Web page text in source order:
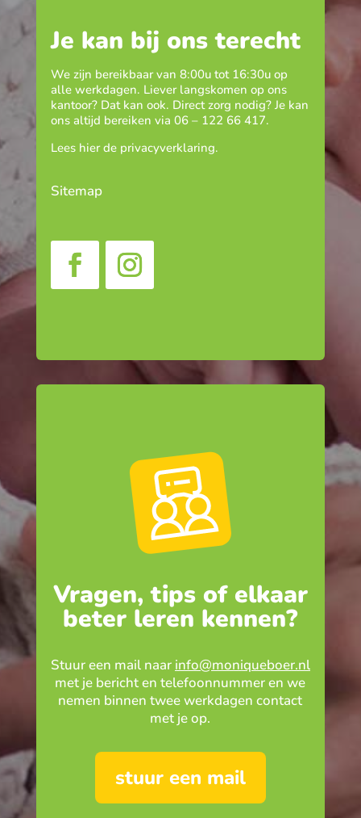
Je kan bij ons terecht
We zijn bereikbaar van 8:00u tot 16:30u op
alle werkdagen. Liever langskomen op ons
kantoor? Dat kan ook. Direct zorg nodig? Je kan
ons altijd bereiken via 06 – 122 66 417.
Lees hier de privacyverklaring.
Sitemap
Vragen, tips of elkaar
beter leren kennen?
Stuur een mail naar info@moniqueboer.nl
met je bericht en telefoonnummer en we
nemen binnen twee werkdagen contact
met je op.
stuur een mail